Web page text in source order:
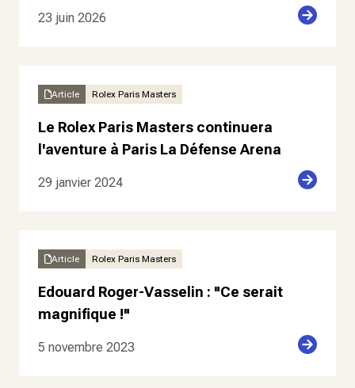
23 juin 2026
Article Rolex Paris Masters
Le Rolex Paris Masters continuera
l'aventure à Paris La Défense Arena
29 janvier 2024
Article Rolex Paris Masters
Edouard Roger-Vasselin : "Ce serait
magnifique !"
5 novembre 2023